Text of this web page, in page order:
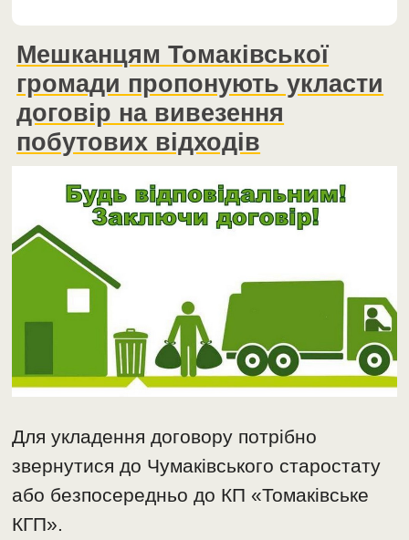
Мешканцям Томаківської
громади пропонують укласти
договір на вивезення
побутових відходів
Для укладення договору потрібно
звернутися до Чумаківського старостату
або безпосередньо до КП «Томаківське
КГП».